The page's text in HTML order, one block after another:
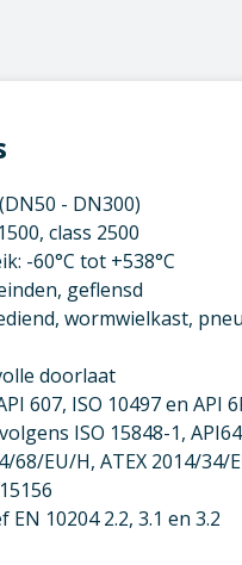
- DN300)
class 2500
-60°C tot +538°C
geflensd
wormwielkast,
doorlaat
607, ISO 10497 en API
ISO 15848-1,
68/EU/H, ATEX 2014/34/
EN 10204 2.2, 3.1 en 3.2